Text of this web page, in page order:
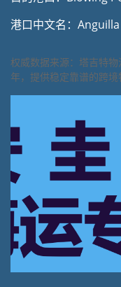
港口中文名：Anguilla
权威数据来源：塔吉特
年，提供稳定靠谱的跨境